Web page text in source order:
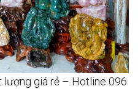
lượng giá rẻ – Hotline 096